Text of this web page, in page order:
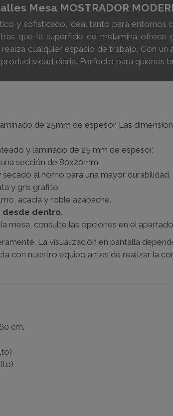
Mesa MOSTRADOR
y sofisticado, ideal tanto para
que la superficie de melamina
cualquier espacio de trabajo. Con
diaria. Perfecto para
de 25mm de espesor. Las
y laminado de 25 mm de espesor.
sección de 80x20mm.
al horno para una mayor durabilidad.
y gris grafito.
acacia y roble azabache.
desde dentro.
mesa, consulte las opciones en el
La visualización en pantalla
con nuestro equipo antes de realizar la
cm.